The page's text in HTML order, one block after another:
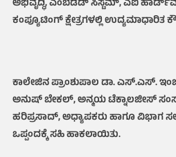
ಅಭಿವೃದ್ಧಿ, ಎಂಬೆಡೆಡ್ ಸಿಸ್ಟಮ್‌, ಎಐ
ಕಂಪ್ಯೂಟಿಂಗ್ ಕ್ಷೇತ್ರಗಳಲ್ಲಿ
ಕಾಲೇಜಿನ ಪ್ರಾಂಶುಪಾಲ ಡಾ. ಎಸ್‌.ಎಸ್‌.
ಅನುಷ್ ಬೇಕಲ್, ಅನ್ಮಯ ಟೆಕ್ನಾಲಜೀಸ್
ಹರಿಪ್ರಸಾದ್‌, ಅಧ್ಯಾಪಕರು ಹಾಗೂ ವಿಭಾಗ
ಒಪ್ಪಂದಕ್ಕೆ ಸಹಿ ಹಾಕಲಾಯಿತು.